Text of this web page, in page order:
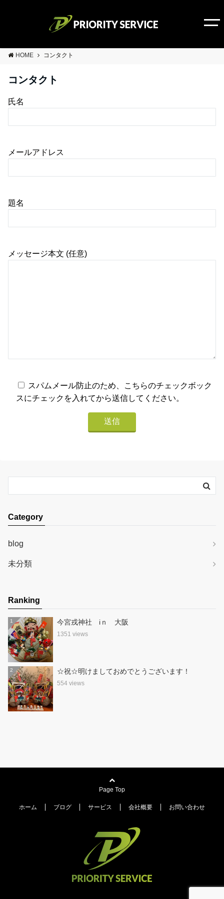
HOME コンタクト
コンタクト
氏名
メールアドレス
題名
メッセージ本文 (任意)
スパムメール防止のため、こちらのチェックボック
スにチェックを入れてから送信してください。
Category
blog
未分類
Ranking
1 今宮戎神社 iｎ 大阪
1351 views
2 ☆祝☆明けましておめでとうございます！
554 views
Page Top
ホーム ブログ サービス 会社概要 お問い合わせ